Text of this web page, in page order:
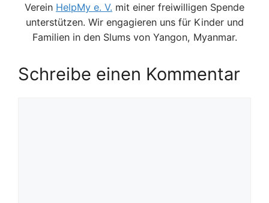
Verein HelpMy e. V. mit einer freiwilligen Spende
unterstützen. Wir engagieren uns für Kinder und
Familien in den Slums von Yangon, Myanmar.
Schreibe einen Kommentar